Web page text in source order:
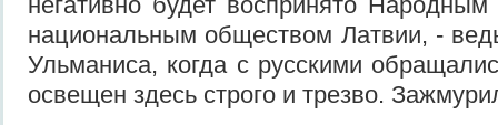
национальным обществом Латвии, -
Ульманиса, когда с русскими
освещен здесь строго и трезво.